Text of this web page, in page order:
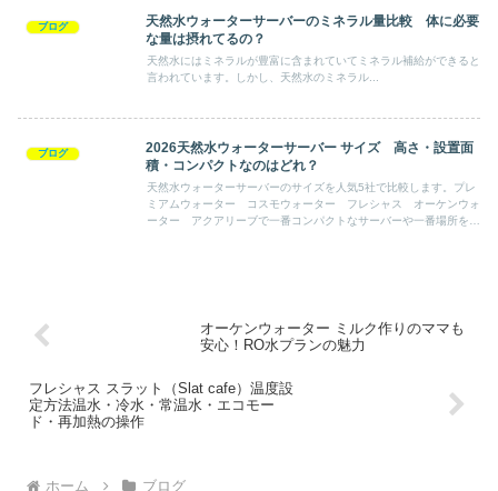
ブログ
天然水ウォーターサーバーのミネラル量比較 体に必要
な量は摂れてるの？
天然水にはミネラルが豊富に含まれていてミネラル補給ができると
言われています。しかし、天然水のミネラル...
ブログ
2026天然水ウォーターサーバー サイズ 高さ・設置面
積・コンパクトなのはどれ？
天然水ウォーターサーバーのサイズを人気5社で比較します。プレ
ミアムウォーター コスモウォーター フレシャス オーケンウォ
ーター アクアリーブで一番コンパクトなサーバーや一番場所を取
オーケンウォーター ミルク作りのママも
安心！RO水プランの魅力
フレシャス スラット（Slat cafe）温度設
定方法温水・冷水・常温水・エコモー
ド・再加熱の操作
ホーム ブログ